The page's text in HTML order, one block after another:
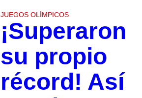
JUEGOS OLÍMPICOS
¡Superaron
su propio
récord! Así